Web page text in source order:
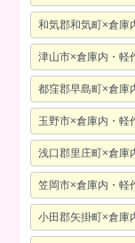
和気郡和気町×倉庫
津山市×倉庫内・軽
都窪郡早島町×倉庫
玉野市×倉庫内・軽
浅口郡里庄町×倉庫
笠岡市×倉庫内・軽
小田郡矢掛町×倉庫